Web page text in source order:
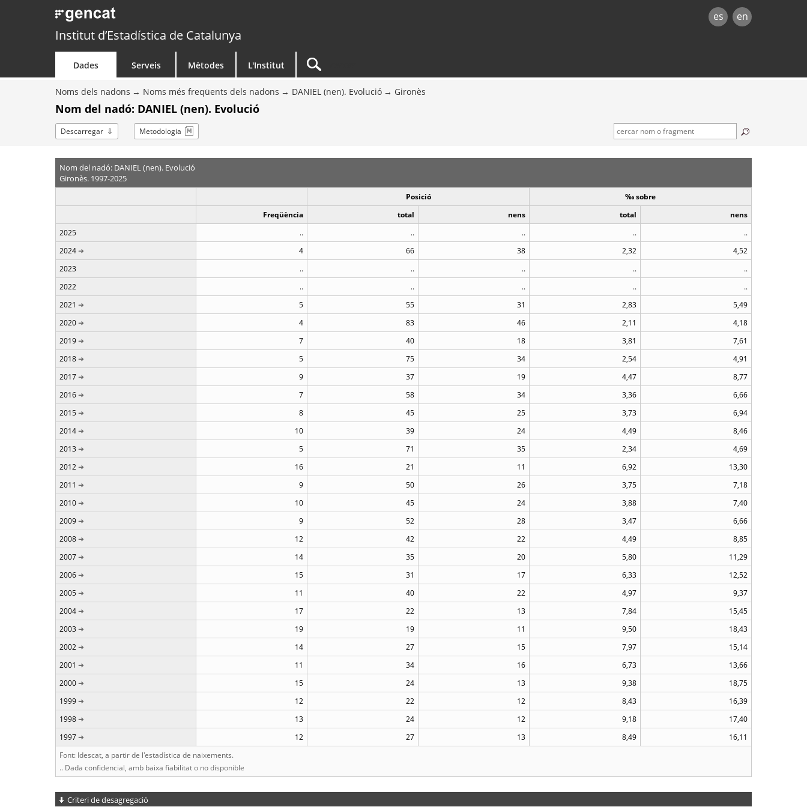
es en
Institut d’Estadística de Catalunya
Dades Serveis Mètodes L'Institut
Noms dels nadons Noms més freqüents dels nadons DANIEL (nen). Evolució Gironès
Nom del nadó: DANIEL (nen). Evolució
Descarregar Metodologia
Nom del nadó: DANIEL (nen). Evolució
Gironès. 1997-2025
Posició
‰ sobre
Freqüència
total nens total
nens
2025
.. .. .. ..
..
2024
4 66 38 2,32
4,52
2023
.. .. .. ..
..
2022
.. .. .. ..
..
2021
5 55 31 2,83
5,49
2020
4 83 46 2,11
4,18
2019
7 40 18 3,81
7,61
2018
5 75 34 2,54
4,91
2017
9 37 19 4,47
8,77
2016
7 58 34 3,36
6,66
2015
8 45 25 3,73
6,94
2014
10 39 24 4,49
8,46
2013
5 71 35 2,34
4,69
2012
16 21 11 6,92
13,30
2011
9 50 26 3,75
7,18
2010
10 45 24 3,88
7,40
2009
9 52 28 3,47
6,66
2008
12 42 22 4,49
8,85
2007
14 35 20 5,80
11,29
2006
15 31 17 6,33
12,52
2005
11 40 22 4,97
9,37
2004
17 22 13 7,84
15,45
2003
19 19 11 9,50
18,43
2002
14 27 15 7,97
15,14
2001
11 34 16 6,73
13,66
2000
15 24 13 9,38
18,75
1999
12 22 12 8,43
16,39
1998
13 24 12 9,18
17,40
1997
12 27 13 8,49
16,11
Font: Idescat, a partir de l'estadística de naixements.
.. Dada confidencial, amb baixa fiabilitat o no disponible
Criteri de desagregació